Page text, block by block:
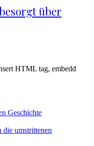
über
HTML tag, embedd
Geschichte
die umstrittenen